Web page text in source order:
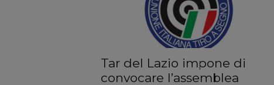
Tar del Lazio impone di
convocare l’assemblea